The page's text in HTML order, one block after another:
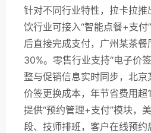
针对不同行业特性，拉卡拉
饮行业可接入“智能点餐+支
后直接完成支付，广州某茶
30%。零售行业支持“电子价
整与促销信息实时同步，北
价签更换成本，年节省费用超
提供“预约管理+支付”模块，
段、技师排班，客户在线预